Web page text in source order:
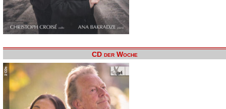
CD der Woche